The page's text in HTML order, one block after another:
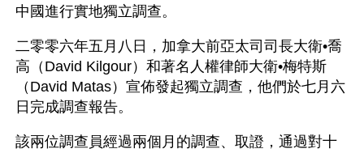
中國進行實地獨立調查。
二零零六年五月八日，加拿大前亞太司司長大衛•喬
高（David Kilgour）和著名人權律師大衛•梅特斯
（David Matas）宣佈發起獨立調查，他們於七月六
日完成調查報告。
該兩位調查員經過兩個月的調查、取證，通過對十